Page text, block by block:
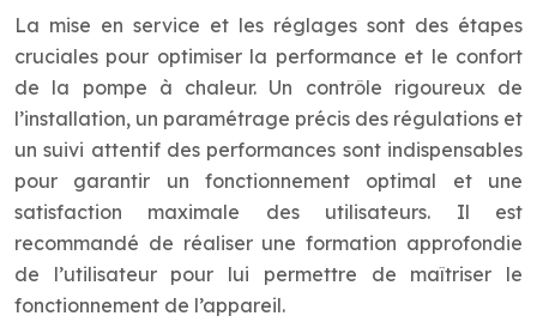
La mise en service et les réglages sont des étapes
cruciales pour optimiser la performance et le confort
de la pompe à chaleur. Un contrôle rigoureux de
l’installation, un paramétrage précis des régulations et
un suivi attentif des performances sont indispensables
pour garantir un fonctionnement optimal et une
satisfaction maximale des utilisateurs. Il est
recommandé de réaliser une formation approfondie
de l’utilisateur pour lui permettre de maîtriser le
fonctionnement de l’appareil.